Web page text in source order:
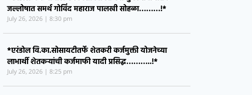
July 28, 2026 10:36 am